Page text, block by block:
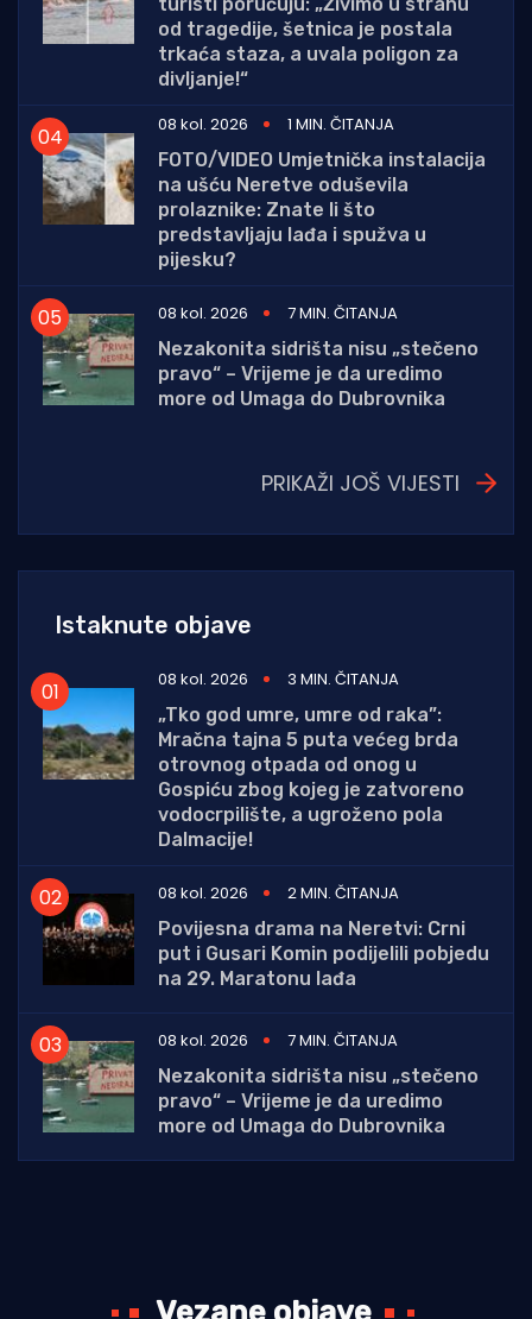
od tragedije, šetnica je postala
trkaća staza, a uvala poligon za
divljanje!“
08 kol. 2026
1 MIN. ČITANJA
FOTO/VIDEO Umjetnička instalacija
na ušću Neretve oduševila
prolaznike: Znate li što
predstavljaju lađa i spužva u
pijesku?
08 kol. 2026
7 MIN. ČITANJA
Nezakonita sidrišta nisu „stečeno
pravo“ – Vrijeme je da uredimo
more od Umaga do Dubrovnika
PRIKAŽI JOŠ VIJESTI
Istaknute objave
08 kol. 2026
3 MIN. ČITANJA
„Tko god umre, umre od raka”:
Mračna tajna 5 puta većeg brda
otrovnog otpada od onog u
Gospiću zbog kojeg je zatvoreno
vodocrpilište, a ugroženo pola
Dalmacije!
08 kol. 2026
2 MIN. ČITANJA
Povijesna drama na Neretvi: Crni
put i Gusari Komin podijelili pobjedu
na 29. Maratonu lađa
08 kol. 2026
7 MIN. ČITANJA
Nezakonita sidrišta nisu „stečeno
pravo“ – Vrijeme je da uredimo
more od Umaga do Dubrovnika